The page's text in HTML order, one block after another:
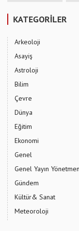
KATEGORİLER
Arkeoloji
Asayiş
Astroloji
Bilim
Çevre
Dünya
Eğitim
Ekonomi
Genel
Genel Yayın
Gündem
Kültür& Sanat
Meteoroloji